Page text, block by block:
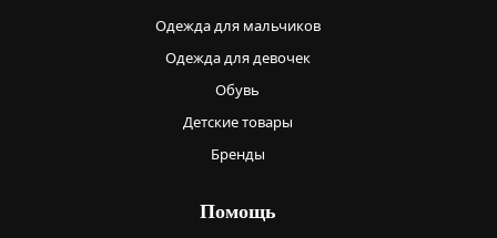
Одежда для мальчиков
Одежда для девочек
Обувь
Детские товары
Бренды
Помощь